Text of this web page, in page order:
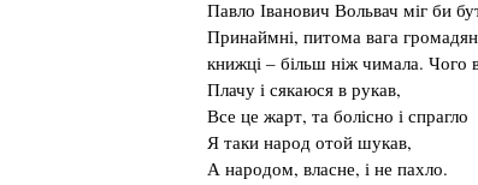
Павло Іванович Вольвач міг би
Принаймні, питома вага
книжці – більш ніж чимала. Чого
Плачу і сякаюся в рукав,
Все це жарт, та болісно і спрагло
Я таки народ отой шукав,
А народом, власне, і не пахло.